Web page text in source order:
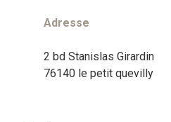
Adresse
2 bd Stanislas Girardin
76140 le petit quevilly